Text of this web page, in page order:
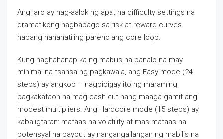
Ang laro ay nag-aalok ng apat na difficulty settings na
dramatikong nagbabago sa risk at reward curves
habang nananatiling pareho ang core loop.
Kung naghahanap ka ng mabilis na panalo na may
minimal na tsansa ng pagkawala, ang Easy mode (24
steps) ay angkop – nagbibigay ito ng maraming
pagkakataon na mag-cash out nang maaga gamit ang
modest multipliers. Ang Hardcore mode (15 steps) ay
kabaligtaran: mataas na volatility at mas mataas na
potensyal na payout ay nangangailangan ng mabilis na